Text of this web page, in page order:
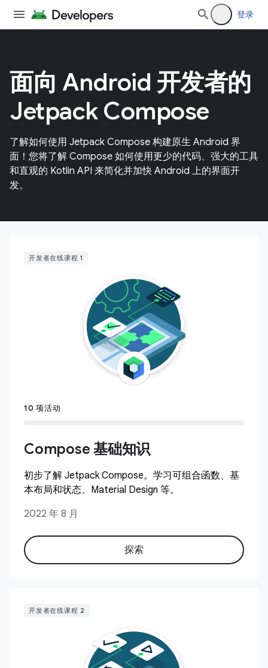
登录
面向 Android 开发者的
Jetpack Compose
了解如何使用 Jetpack Compose 构建原生 Android 界
面！您将了解 Compose 如何使用更少的代码、强大的工具
和直观的 Kotlin API 来简化并加快 Android 上的界面开
发。
开发者在线课程 1
10 项活动
Compose 基础知识
初步了解 Jetpack Compose。学习可组合函数、基
本布局和状态、Material Design 等。
2022 年 8 月
探索
开发者在线课程 2